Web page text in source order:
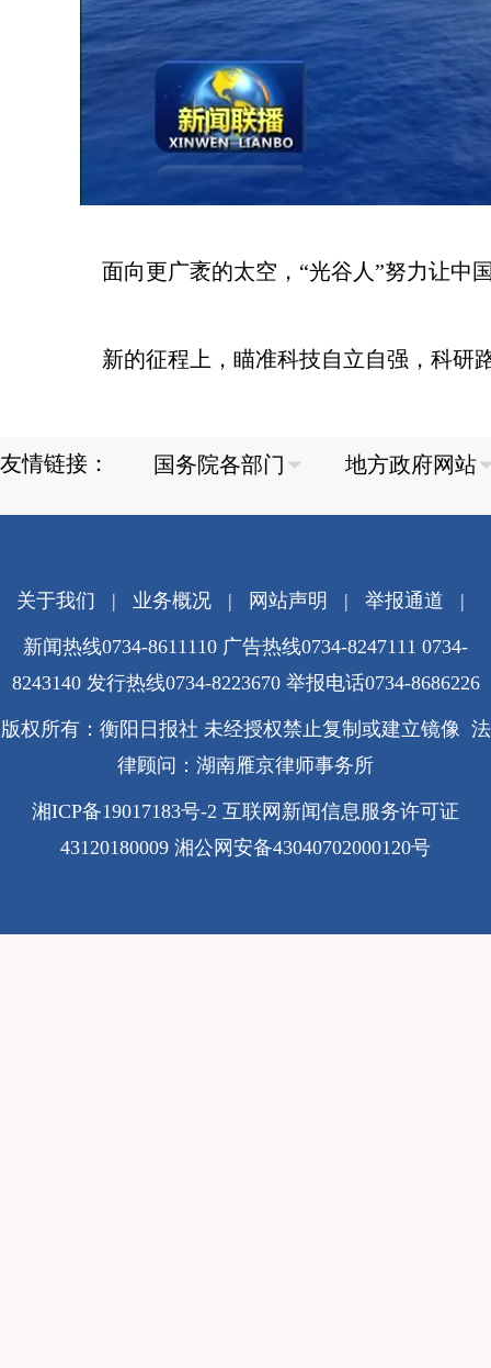
面向更广袤的太空，“光谷人”努力让中
新的征程上，瞄准科技自立自强，科研路
友情链接：
关于我们 | 业务概况| 网站声明 | 举报通道 |
新闻热线0734-8611110 广告热线0734-8247111 0734-
8243140 发行热线0734-8223670 举报电话0734-8686226
版权所有：衡阳日报社 未经授权禁止复制或建立镜像 法
律顾问：湖南雁京律师事务所
湘ICP备19017183号-2 互联网新闻信息服务许可证
43120180009 湘公网安备43040702000120号